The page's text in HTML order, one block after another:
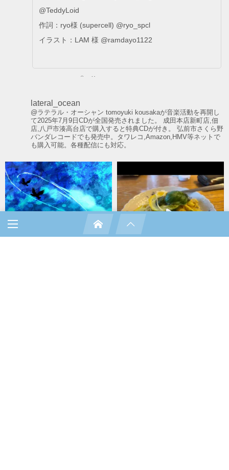
@TeddyLoid
作詞：ryo様 (supercell) @ryo_spcl
イラスト：LAM 様 @ramdayo1122
2 X
Tomoyuki Kousaka @tomokousaka · 4 Aug.
8月8日に動画を投稿します。
ロックではあるものの、今までとは少し違った感じの曲に
す。
もちろんメロディーにはかなりこだわっているのでお楽し
みに。
9 X
lateral_ocean
@ラテラル・オーシャン tomoyuki kousakaが音楽活動を再開し
て2025年7月9日CDが全国発売されました。
成田本店新町店,佃
店,八戸市湊高台店で購入すると特典CDが付き。
弘前市さくら野
バンダレコードでも発売中。タワレコ,Amazon,HMV等ネットで
も購入可能。各種配信にも対応。